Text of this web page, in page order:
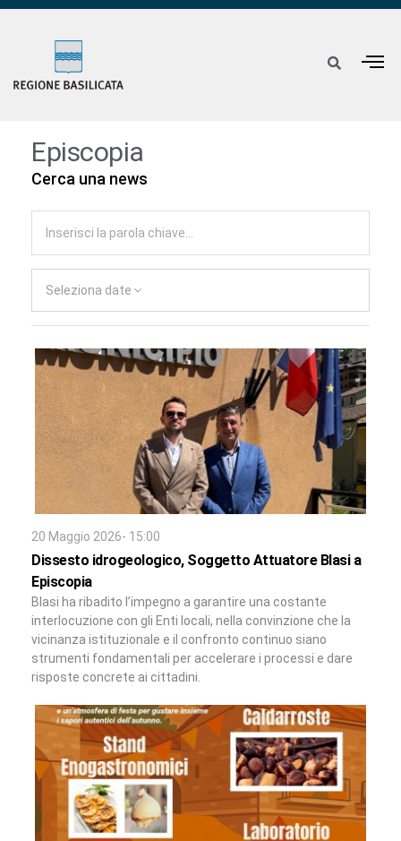
Episcopia
Cerca una news
Seleziona date
20 Maggio 2026- 15:00
Dissesto idrogeologico, Soggetto Attuatore Blasi a
Episcopia
Blasi ha ribadito l’impegno a garantire una costante
interlocuzione con gli Enti locali, nella convinzione che la
vicinanza istituzionale e il confronto continuo siano
strumenti fondamentali per accelerare i processi e dare
risposte concrete ai cittadini.